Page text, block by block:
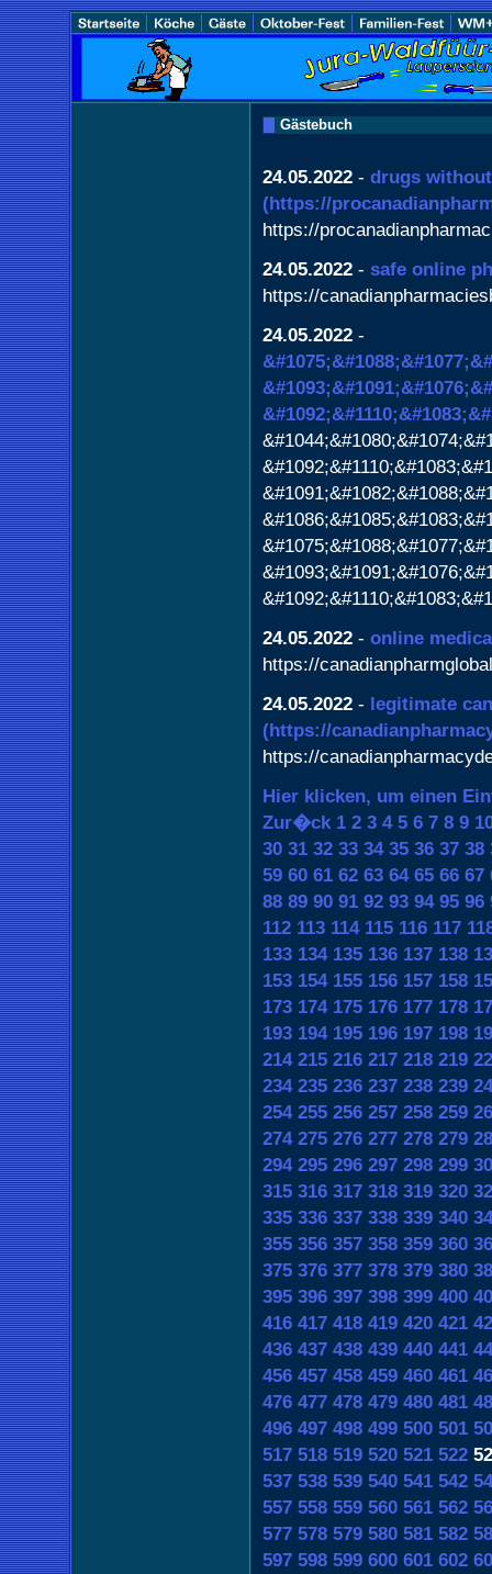
Gästebuch
24.05.2022- drugs
(https://
https://
24.05.2022- safe online
https://
24.05.2022-
24.05.2022- online
https://
24.05.2022- legitimate
(https://
https://
Hier klicken, um einen
Zur�ck 1 2 3 4 5 6 7 8 9
30 31 32 33 34 35 36 37 38
59 60 61 62 63 64 65 66 67
88 89 90 91 92 93 94 95 96
112 113 114 115 116 117
133 134 135 136 137 138
153 154 155 156 157 158
173 174 175 176 177 178
193 194 195 196 197 198
214 215 216 217 218 219
234 235 236 237 238 239
254 255 256 257 258 259
274 275 276 277 278 279
294 295 296 297 298 299
315 316 317 318 319 320
335 336 337 338 339 340
355 356 357 358 359 360
375 376 377 378 379 380
395 396 397 398 399 400
416 417 418 419 420 421
436 437 438 439 440 441
456 457 458 459 460 461
476 477 478 479 480 481
496 497 498 499 500 501
517 518 519 520 521 522
537 538 539 540 541 542
557 558 559 560 561 562
577 578 579 580 581 582
597 598 599 600 601 602